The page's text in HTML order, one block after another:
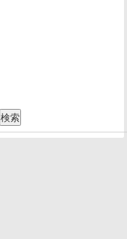
検索